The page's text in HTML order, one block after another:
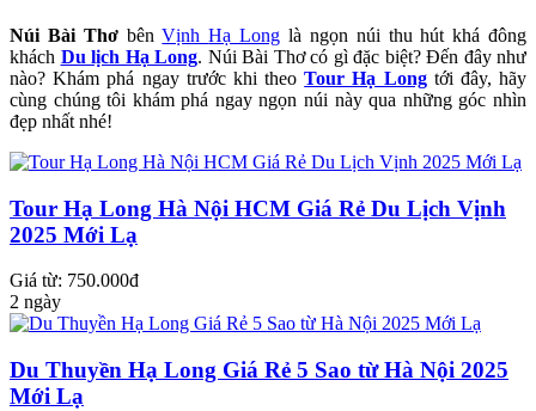
Núi Bài Thơ bênVịnhHạ Long là ngọn núi thu hút khá đông
khách Du lịch Hạ Long. Núi Bài Thơ có gì đặc biệt? Đến đây như
nào? Khám phá ngay trước khi theoTour Hạ Longtới đây, hãy
cùng chúng tôi khám phá ngay ngọn núi này qua những góc nhìn
đẹp nhất nhé!
Tour Hạ Long Hà Nội HCM Giá Rẻ Du Lịch Vịnh
2025 Mới Lạ
Giá từ: 750.000đ
2 ngày
Du Thuyền Hạ Long Giá Rẻ 5 Sao từ Hà Nội 2025
Mới Lạ